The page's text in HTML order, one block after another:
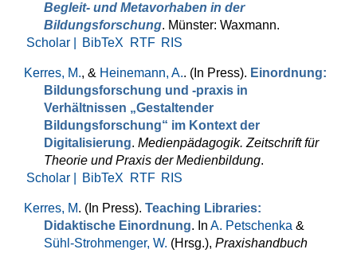
Begleit- und Metavorhaben in der
Bildungsforschung. Münster: Waxmann.
Scholar |
BibTeX RTF RIS
Kerres, M., & Heinemann, A.. (In Press). Einordnung:
Bildungsforschung und -praxis in
Verhältnissen „Gestaltender
Bildungsforschung“ im Kontext der
Digitalisierung. Medienpädagogik. Zeitschrift für
Theorie und Praxis der Medienbildung.
Scholar |
BibTeX RTF RIS
Kerres, M. (In Press). Teaching Libraries:
Didaktische Einordnung. In A. Petschenka &
Sühl-Strohmenger, W. (Hrsg.), Praxishandbuch